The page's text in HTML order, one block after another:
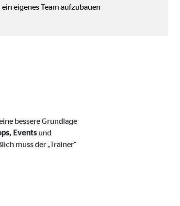
eigenes Team aufzubauen
bessere Grundlage
Events und
muss der „Trainer"